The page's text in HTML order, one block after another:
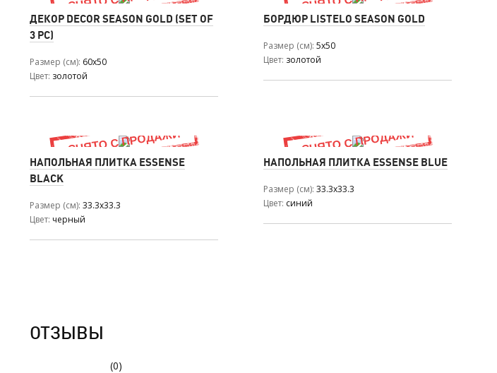
ДЕКОР DECOR SEASON GOLD (SET OF
3 PC)
Размер (см) 60x50
Цвет золотой
БОРДЮР LISTELO SEASON GOLD
Размер (см) 5x50
Цвет золотой
НАПОЛЬНАЯ ПЛИТКА ESSENSE
BLACK
Размер (см) 33.3x33.3
Цвет черный
НАПОЛЬНАЯ ПЛИТКА ESSENSE BLUE
Размер (см) 33.3x33.3
Цвет синий
ОТЗЫВЫ
(0)